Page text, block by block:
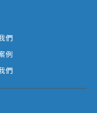
們
例
們